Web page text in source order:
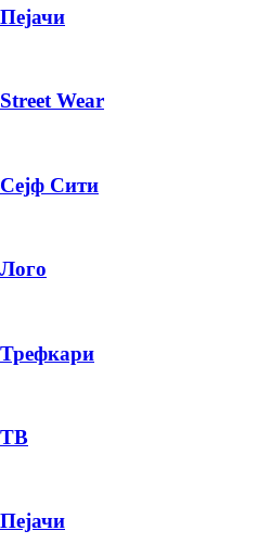
ПЛАТИ ПРИ ДОСТАВА ВО КЕШ
Пејачи
Street Wear
Сејф Сити
Лого
Трефкари
ТВ
Пејачи